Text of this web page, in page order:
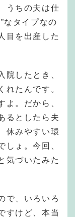
うちの夫は仕
なタイプなの
目を出産した
院したとき、
れたんです。
よ。だから、
るとしたら夫
休みやすい環
しょ。今回、
気づいたみた
で、いろいろ
すけど、本当